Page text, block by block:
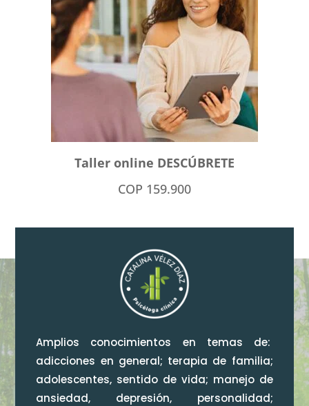
Taller online DESCÚBRETE
COP 159.900
Amplios conocimientos en temas de:
adicciones en general; terapia de familia;
adolescentes, sentido de vida; manejo de
ansiedad, depresión, personalidad;